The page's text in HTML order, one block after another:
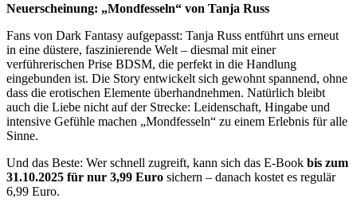
Neuerscheinung: „Mondfesseln“ von Tanja Russ
Fans von Dark Fantasy aufgepasst: Tanja Russ entführt uns erneut
in eine düstere, faszinierende Welt – diesmal mit einer
verführerischen Prise BDSM, die perfekt in die Handlung
eingebunden ist. Die Story entwickelt sich gewohnt spannend, ohne
dass die erotischen Elemente überhandnehmen. Natürlich bleibt
auch die Liebe nicht auf der Strecke: Leidenschaft, Hingabe und
intensive Gefühle machen „Mondfesseln“ zu einem Erlebnis für alle
Sinne.
Und das Beste: Wer schnell zugreift, kann sich das E-Book bis zum
31.10.2025 für nur 3,99 Euro sichern – danach kostet es regulär
6,99 Euro.